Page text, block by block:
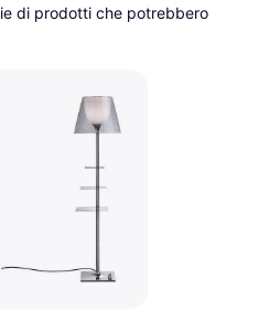
di prodotti che potrebbero